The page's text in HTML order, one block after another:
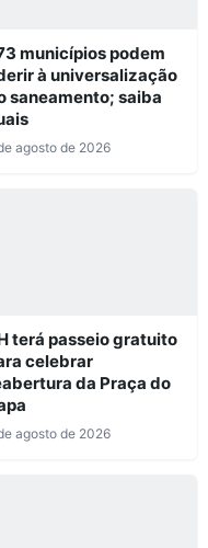
municípios podem
à universalização
saneamento; saiba
agosto de 2026
terá passeio gratuito
celebrar
da Praça do
agosto de 2026